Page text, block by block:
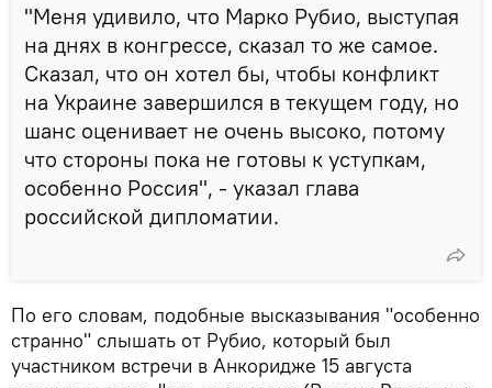
"Меня удивило, что Марко Рубио, выступая
на днях в конгрессе, сказал то же самое.
Сказал, что он хотел бы, чтобы конфликт
на Украине завершился в текущем году, но
шанс оценивает не очень высоко, потому
что стороны пока не готовы к уступкам,
особенно Россия", - указал глава
российской дипломатии.
По его словам, подобные высказывания "особенно
странно" слышать от Рубио, который был
участником встречи в Анкоридже 15 августа